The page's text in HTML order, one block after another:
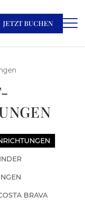
JETZT BUCHEN
BRAVA